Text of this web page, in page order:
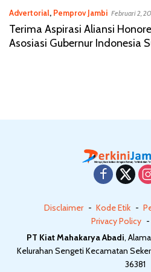
Advertorial, Pemprov Jambi Februari 2,
Terima Aspirasi Aliansi
Asosiasi Gubernur Indonesia
Disclaimer Kode Etik
Privacy Policy
PT Kiat Mahakarya Abadi,
Kelurahan Sengeti Kecamatan
36381